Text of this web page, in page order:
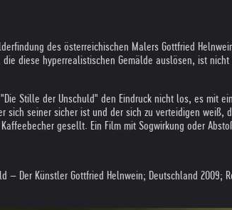
des österreichischen Malers Gottfried
diese hyperrealistischen Gemälde auslösen, ist
Stille der Unschuld" den Eindruck nicht los, es mit
seiner sicher ist und der sich zu verteidigen weiß,
gesellt. Ein Film mit Sogwirkung oder
– Der Künstler Gottfried Helnwein; Deutschland 2009;